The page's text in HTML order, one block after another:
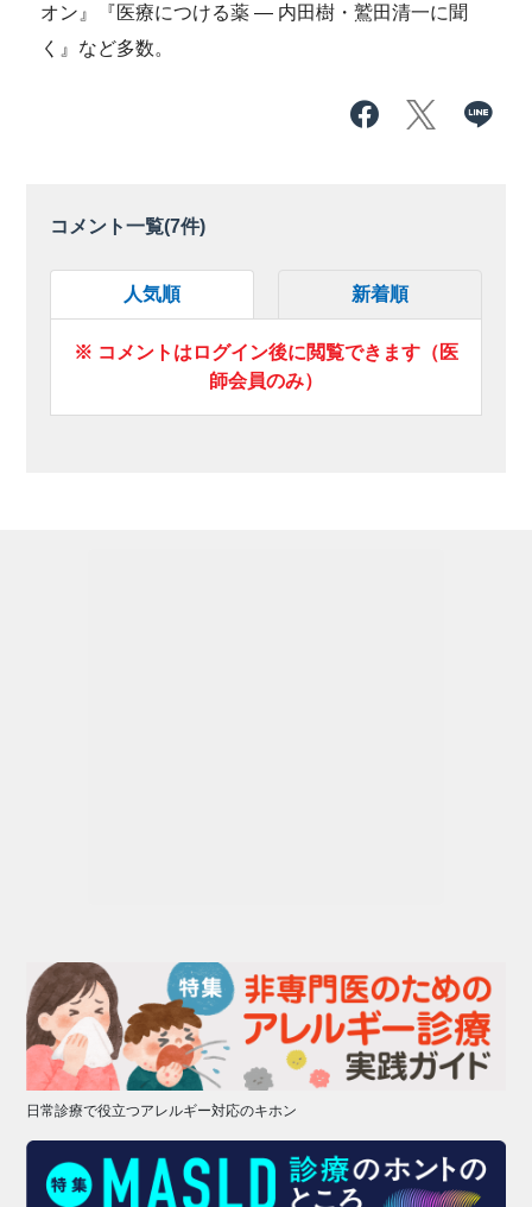
オン』『医療につける薬 — 内田樹・鷲田清一に聞
く』など多数。
コメント一覧(7件)
人気順 新着順
※ コメントはログイン後に閲覧できます（医
師会員のみ）
日常診療で役立つアレルギー対応のキホン